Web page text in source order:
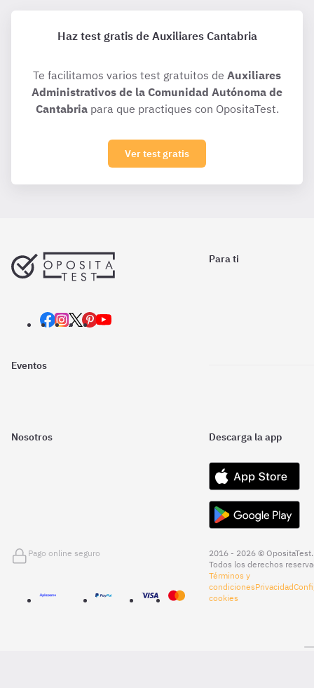
Haz test gratis de Auxiliares Cantabria
Te facilitamos varios test gratuitos de Auxiliares
Administrativos de la Comunidad Autónoma de
Cantabriapara que practiques con OpositaTest.
Ver test gratis
Para ti
Eventos
Nosotros Descarga la app
Pago online seguro
2016 - 2026 © OpositaTest.
Todos los derechos
Términos y
condicionesPrivacidad
cookies